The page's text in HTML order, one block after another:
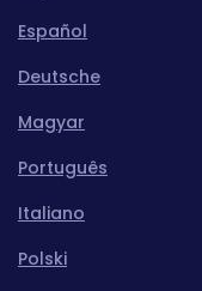
Español
Deutsche
Magyar
Português
Italiano
Polski